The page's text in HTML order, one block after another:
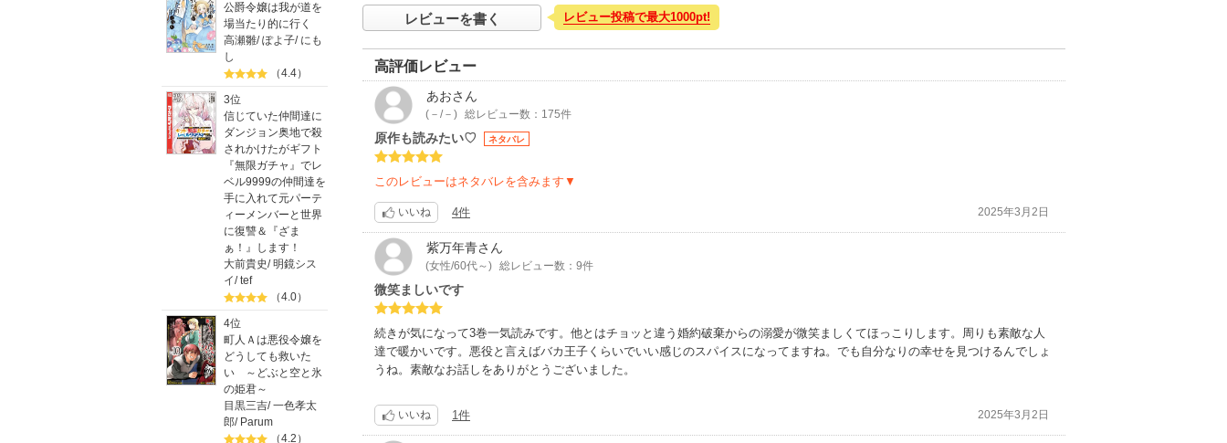
公爵令嬢は我が道を
場当たり的に行く
高瀬雛/ぽよ子/ にも
し
（4.4）
3位
信じていた仲間達に
ダンジョン奥地で殺
されかけたがギフト
『無限ガチャ』でレ
ベル9999の仲間達を
手に入れて元パーテ
ィーメンバーと世界
に復讐＆『ざま
ぁ！』します！
大前貴史/明鏡シス
イ/tef
（4.0）
4位
町人Ａは悪役令嬢を
どうしても救いた
い ～どぶと空と氷
の姫君～
目黒三吉/一色孝太
郎/ Parum
（4.2）
レビューを書く レビュー投稿で最大1000pt!
高評価レビュー
あおさん
(－/－) 総レビュー数：175件
原作も読みたい♡ ネタバレ
このレビューはネタバレを含みます▼
いいね 4件 2025年3月2日
紫万年青さん
(女性/60代～) 総レビュー数：9件
微笑ましいです
続きが気になって3巻一気読みです。他とはチョッと違う婚約破棄からの溺愛が微笑ましくてほっこりします。周りも素敵な人
達で暖かいです。悪役と言えばバカ王子くらいでいい感じのスパイスになってますね。でも自分なりの幸せを見つけるんでしょ
うね。素敵なお話しをありがとうございました。
いいね 1件 2025年3月2日